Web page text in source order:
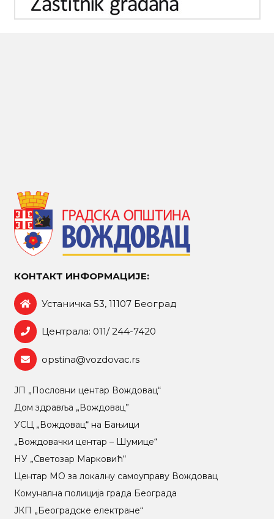
КОНТАКТ ИНФОРМАЦИЈЕ:
Устаничка 53, 11107 Београд
Централа: 011/ 244-7420
opstina@vozdovac.rs
ЈП „Пословни центар Вождовац“
Дом здравља „Вождовац”
УСЦ „Вождовац“ на Бањици
„Вождовачки центар – Шумице“
НУ „Светозар Марковић“
Центар МO за локалну самоуправу Вождовац
Комунална полиција града Београда
ЈКП „Београдске електране“